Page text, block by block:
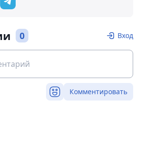
0 Вход
Комментировать